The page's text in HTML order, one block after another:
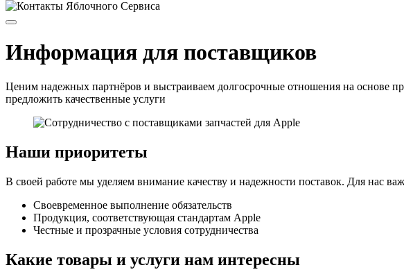
Информация для поставщиков
Ценим надежных партнёров и выстраиваем долгосрочные отношения на основе
предложить качественные услуги
Наши приоритеты
В своей работе мы уделяем внимание качеству и надежности поставок. Для нас
Своевременное выполнение обязательств
Продукция, соответствующая стандартам Apple
Честные и прозрачные условия сотрудничества
Какие товары и услуги нам интересны